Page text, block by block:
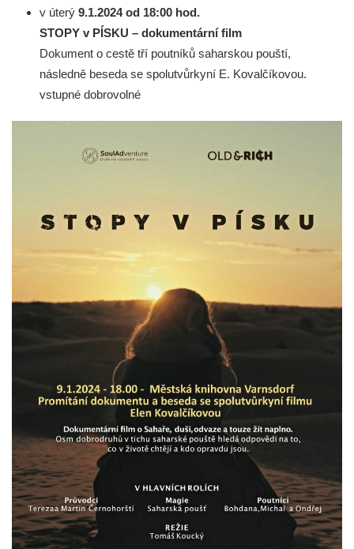
v úterý 9.1.2024 od 18:00 hod.
STOPY v PÍSKU – dokumentární film
Dokument o cestě tří poutníků saharskou pouští,
následně beseda se spolutvůrkyní E. Kovalčíkovou.
vstupné dobrovolné